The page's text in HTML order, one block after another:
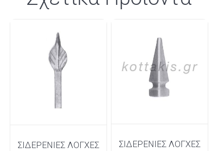
ΣΙΔΕΡΕΝΙΕΣ ΛΟΓΧΕΣ
ΣΙΔΕΡΕΝΙΕΣ ΛΟΓΧΕΣ